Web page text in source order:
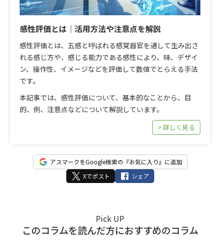
感性評価とは｜活用方法や注意点を解説
感性評価とは、五感と呼ばれる感覚器官を通して生み出さ
れる感じ方や、感じる能力である感性により、味、デザイ
ン、操作性、イメージなどを評価して数値でとらえる手法
です。
本記事では、感性評価について、基本的なことから、目
的、例、注意点などについて解説しています。
> 詳しく見る
アスマークをGoogle検索の『お気に入り』に追加
Xでポスト
シェア
Pick UP
このコラムを読んだ方におすすめのコラム